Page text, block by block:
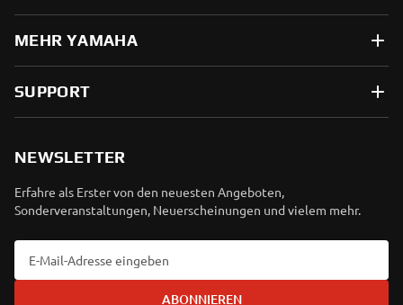
MEHR YAMAHA
SUPPORT
NEWSLETTER
Erfahre als Erster von den neuesten Angeboten,
Sonderveranstaltungen, Neuerscheinungen und vielem mehr.
ABONNIEREN